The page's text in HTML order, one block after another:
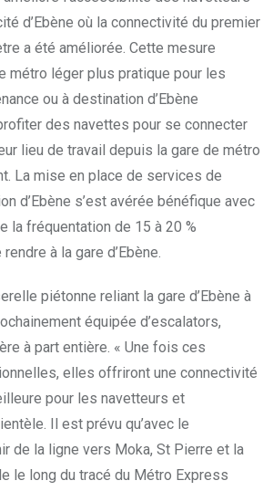
d’Ebène où la connectivité du premier
a été améliorée. Cette mesure
métro léger plus pratique pour les
ou à destination d’Ebène
des navettes pour se connecter
lieu de travail depuis la gare de métro
La mise en place de services de
d’Ebène s’est avérée bénéfique avec
la fréquentation de 15 à 20 %
à la gare d’Ebène.
piétonne reliant la gare d’Ebène à
équipée d’escalators,
à part entière. « Une fois ces
elles offriront une connectivité
pour les navetteurs et
Il est prévu qu’avec le
de la ligne vers Moka, St Pierre et la
le long du tracé du Métro Express